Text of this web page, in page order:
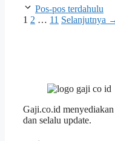
Pos-pos terdahulu
Halaman
1 Halaman
2 … Halaman
11 Selanjutnya
Gaji.co.id
dan selalu update.